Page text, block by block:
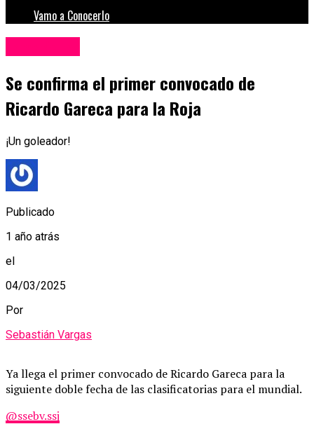
Vamo a Conocerlo
Se confirma el primer convocado de
Ricardo Gareca para la Roja
¡Un goleador!
Publicado
1 año atrás
el
04/03/2025
Por
Sebastián Vargas
Ya llega el primer convocado de Ricardo Gareca para la
siguiente doble fecha de las clasificatorias para el mundial.
@ssebv.ssj